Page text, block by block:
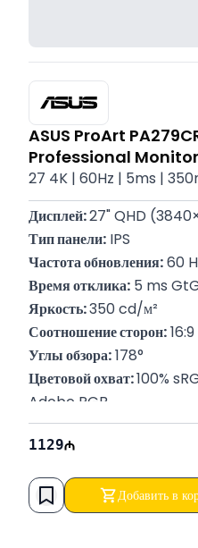
ASUS ProArt
Professional Monitor
27 4K | 60Hz | 5ms |
Дисплей: 27" QHD
Тип панели: IPS
Частота обновления: 60
Время отклика: 5 ms
Яркость: 350 cd/м²
Соотношение сторон: 16:9
Углы обзора: 178°
Цветовой охват: 100%
Adobe RGB
Видео-порты: 2× HDMI,
Type-A, 1× USB 3.2 Gen
Акустическая система:
Вес: 5.7 кг
1129
Добавить в